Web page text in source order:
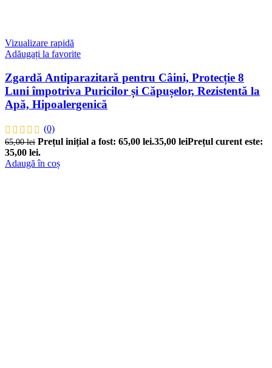
Vizualizare rapidă
Adăugați la favorite
Zgardă Antiparazitară pentru Câini, Protecție 8
Luni împotriva Puricilor și Căpușelor, Rezistentă la
Apă, Hipoalergenică
(0)
65,00lei Prețul inițial a fost: 65,00 lei.35,00 leiPrețul curent este:
35,00 lei.
Adaugă în coș